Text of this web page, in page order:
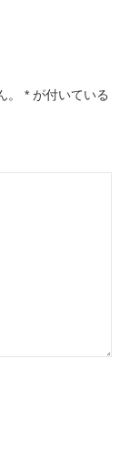
* が付いている